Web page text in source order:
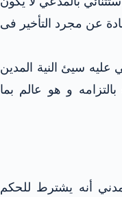
عن مجرد التأخير فى
عليه سيئ النية المدين
و هو عالم بما
القانون المدني أنه يشترط للحكم